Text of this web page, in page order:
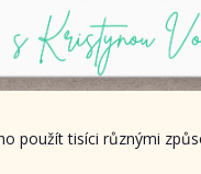
použít tisíci různými